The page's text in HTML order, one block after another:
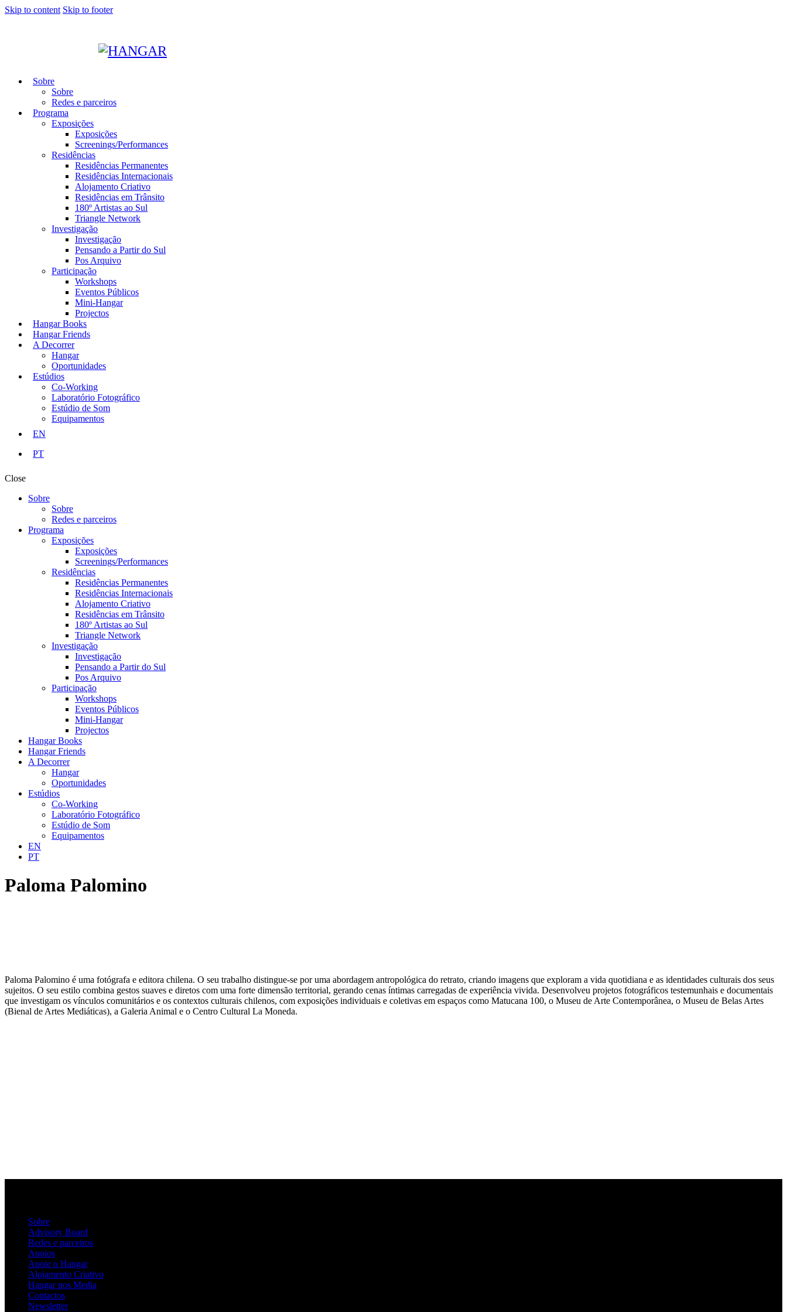
Skip to content Skip to footer
Sobre
Sobre
Redes e parceiros
Programa
Exposições
Exposições
Screenings/Performances
Residências
Residências Permanentes
Residências Internacionais
Alojamento Criativo
Residências em Trânsito
180º Artistas ao Sul
Triangle Network
Investigação
Investigação
Pensando a Partir do Sul
Pos Arquivo
Participação
Workshops
Eventos Públicos
Mini-Hangar
Projectos
Hangar Books
Hangar Friends
A Decorrer
Hangar
Oportunidades
Estúdios
Co-Working
Laboratório Fotográfico
Estúdio de Som
Equipamentos
EN
PT
Close
Sobre
Sobre
Redes e parceiros
Programa
Exposições
Exposições
Screenings/Performances
Residências
Residências Permanentes
Residências Internacionais
Alojamento Criativo
Residências em Trânsito
180º Artistas ao Sul
Triangle Network
Investigação
Investigação
Pensando a Partir do Sul
Pos Arquivo
Participação
Workshops
Eventos Públicos
Mini-Hangar
Projectos
Hangar Books
Hangar Friends
A Decorrer
Hangar
Oportunidades
Estúdios
Co-Working
Laboratório Fotográfico
Estúdio de Som
Equipamentos
EN
PT
Paloma Palomino
Paloma Palomino é uma fotógrafa e editora chilena. O seu trabalho distingue-se por uma abordagem antropológica do retrato, criando imagens que exploram a vida quotidiana e as identidades culturais dos seus
sujeitos. O seu estilo combina gestos suaves e diretos com uma forte dimensão territorial, gerando cenas íntimas carregadas de experiência vivida. Desenvolveu projetos fotográficos testemunhais e documentais
que investigam os vínculos comunitários e os contextos culturais chilenos, com exposições individuais e coletivas em espaços como Matucana 100, o Museu de Arte Contemporânea, o Museu de Belas Artes
(Bienal de Artes Mediáticas), a Galeria Animal e o Centro Cultural La Moneda.
Sobre
Advisory Board
Redes e parceiros
Apoios
Apoie o Hangar
Alojamento Criativo
Hangar nos Media
Contactos
Newsletter